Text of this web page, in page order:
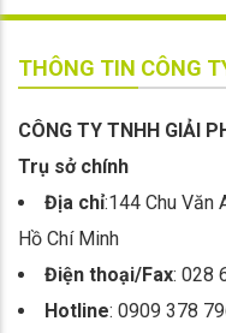
THÔNG TIN CÔNG
CÔNG TY TNHH GIẢI
Trụ sở chính
Địa chỉ:144 Chu Văn
Hồ Chí Minh
Điện thoại/Fax: 028
Hotline: 0909 378